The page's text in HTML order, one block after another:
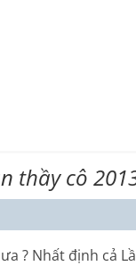
thầy cô
? Nhất định cả